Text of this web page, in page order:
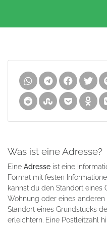
Was ist eine Adresse?
Eine Adresse ist eine
Format mit festen
kannst du den Standort eines
Wohnung oder eines
Standort eines Grundstücks
erleichtern. Eine Postleitzahl